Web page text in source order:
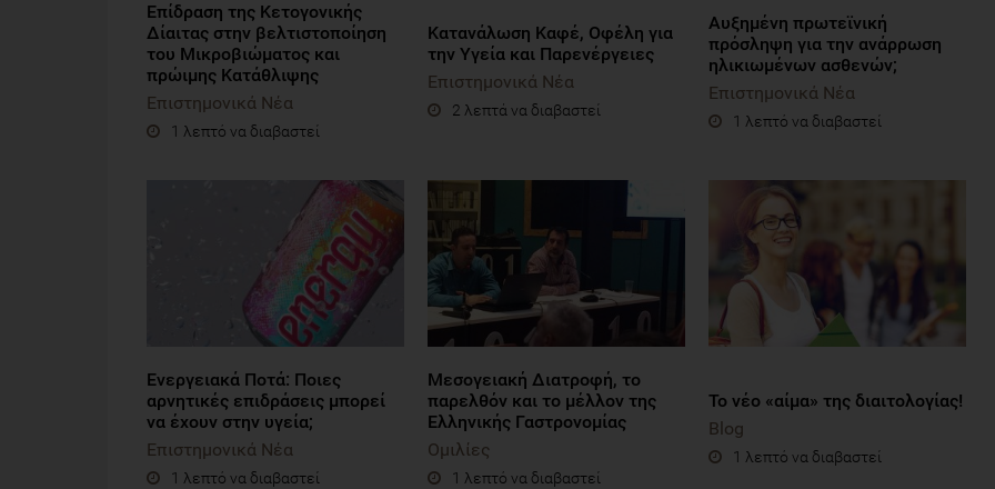
Επίδραση της Κετογονικής
Δίαιτας στην βελτιστοποίηση
του Μικροβιώματος και
πρώιμης Κατάθλιψης
Επιστημονικά Νέα
1 λεπτό να διαβαστεί
Κατανάλωση Καφέ, Οφέλη για
την Υγεία και Παρενέργειες
Επιστημονικά Νέα
2 λεπτά να διαβαστεί
Aυξημένη πρωτεϊνική
πρόσληψη για την ανάρρωση
ηλικιωμένων ασθενών;
Επιστημονικά Νέα
1 λεπτό να διαβαστεί
Ενεργειακά Ποτά: Ποιες
αρνητικές επιδράσεις μπορεί
να έχουν στην υγεία;
Επιστημονικά Νέα
1 λεπτό να διαβαστεί
Μεσογειακή Διατροφή, το
παρελθόν και το μέλλον της
Ελληνικής Γαστρονομίας
Ομιλίες
1 λεπτό να διαβαστεί
Το νέο «αίμα» της διαιτολογίας!
Blog
1 λεπτό να διαβαστεί